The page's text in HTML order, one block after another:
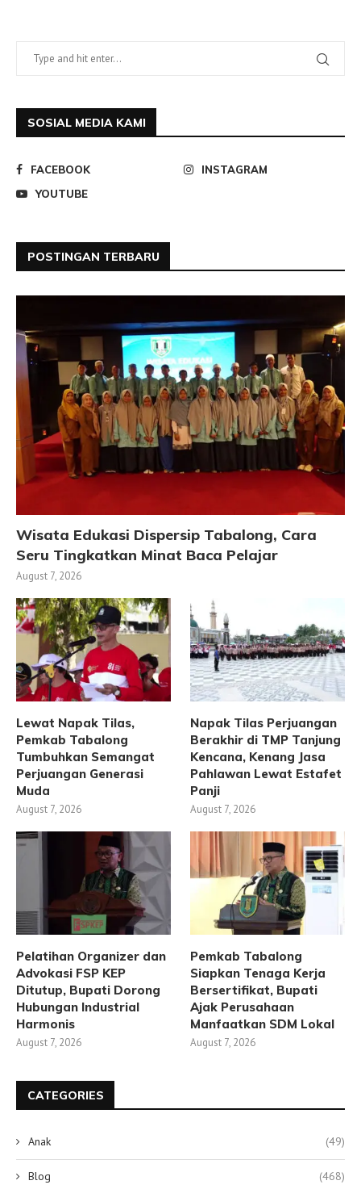
SOSIAL MEDIA KAMI
FACEBOOK
INSTAGRAM
YOUTUBE
POSTINGAN TERBARU
Wisata Edukasi Dispersip Tabalong, Cara
Seru Tingkatkan Minat Baca Pelajar
August 7, 2026
Lewat Napak Tilas,
Pemkab Tabalong
Tumbuhkan Semangat
Perjuangan Generasi
Muda
August 7, 2026
Napak Tilas Perjuangan
Berakhir di TMP Tanjung
Kencana, Kenang Jasa
Pahlawan Lewat Estafet
Panji
August 7, 2026
Pelatihan Organizer dan
Advokasi FSP KEP
Ditutup, Bupati Dorong
Hubungan Industrial
Harmonis
August 7, 2026
Pemkab Tabalong
Siapkan Tenaga Kerja
Bersertifikat, Bupati
Ajak Perusahaan
Manfaatkan SDM Lokal
August 7, 2026
CATEGORIES
Anak (49)
Blog (468)